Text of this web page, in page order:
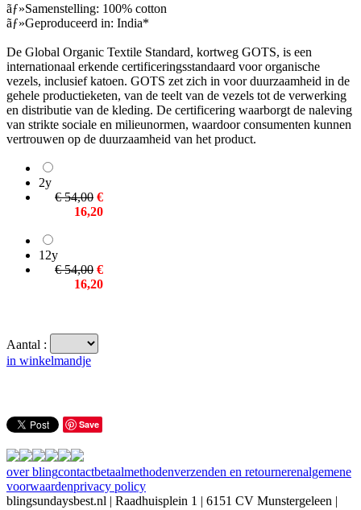
ãƒ»Samenstelling: 100% cotton
ãƒ»Geproduceerd in: India*
De Global Organic Textile Standard, kortweg GOTS, is een
internationaal erkende certificeringsstandaard voor organische
vezels, inclusief katoen. GOTS zet zich in voor duurzaamheid in de
gehele productieketen, van de teelt van de vezels tot de verwerking
en distributie van de kleding. De certificering waarborgt de naleving
van strikte sociale en milieunormen, waardoor consumenten kunnen
vertrouwen op de duurzaamheid van het product.
2y
€ 54,00 €
16,20
12y
€ 54,00 €
16,20
Aantal :
in winkelmandje
Save
over blingcontactbetaalmethodenverzenden en retournerenalgemene
voorwaardenprivacy policy
blingsundaysbest.nl | Raadhuisplein 1 | 6151 CV Munstergeleen |